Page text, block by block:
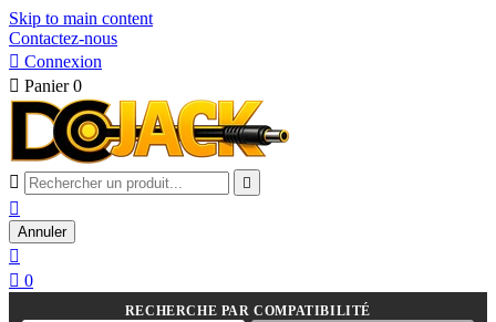
Skip to main content
Contactez-nous
 Connexion
 Panier 0
 

Annuler

 0
RECHERCHE PAR COMPATIBILITÉ